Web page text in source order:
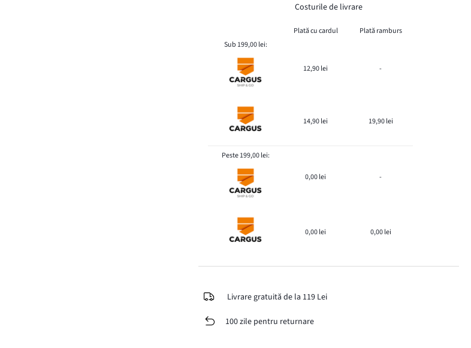
Costurile de livrare
Plată cu cardul
Plată ramburs
Sub 199,00 lei:
12,90 lei -
14,90 lei 19,90 lei
Peste 199,00 lei:
0,00 lei -
0,00 lei 0,00 lei
Livrare gratuită de la 119 Lei
100 zile pentru returnare